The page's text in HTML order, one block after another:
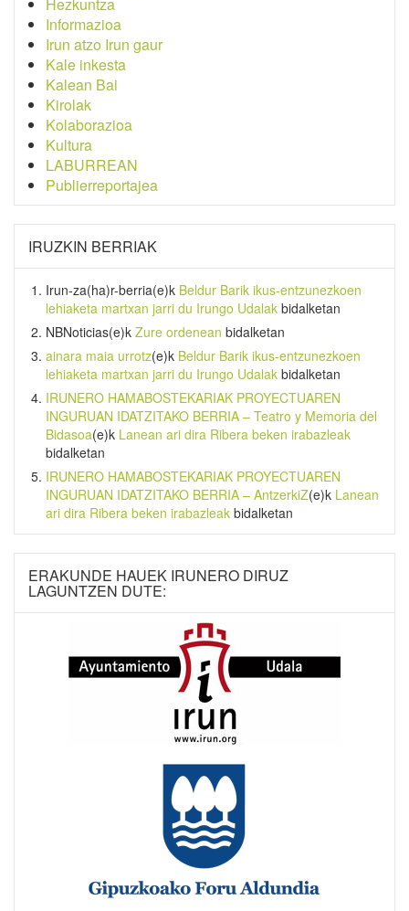
Hezkuntza
Informazioa
Irun atzo Irun gaur
Kale inkesta
Kalean Bai
Kirolak
Kolaborazioa
Kultura
LABURREAN
Publierreportajea
IRUZKIN BERRIAK
Irun-za(ha)r-berria(e)k Beldur Barik ikus-entzunezkoen
lehiaketa martxan jarri du Irungo Udalak bidalketan
NBNoticias(e)k Zure ordenean bidalketan
ainara maia urrotz(e)k Beldur Barik ikus-entzunezkoen
lehiaketa martxan jarri du Irungo Udalak bidalketan
IRUNERO HAMABOSTEKARIAK PROYECTUAREN
INGURUAN IDATZITAKO BERRIA – Teatro y Memoria del
Bidasoa(e)k Lanean ari dira Ribera beken irabazleak
bidalketan
IRUNERO HAMABOSTEKARIAK PROYECTUAREN
INGURUAN IDATZITAKO BERRIA – AntzerkiZ(e)k Lanean
ari dira Ribera beken irabazleak bidalketan
ERAKUNDE HAUEK IRUNERO DIRUZ
LAGUNTZEN DUTE: